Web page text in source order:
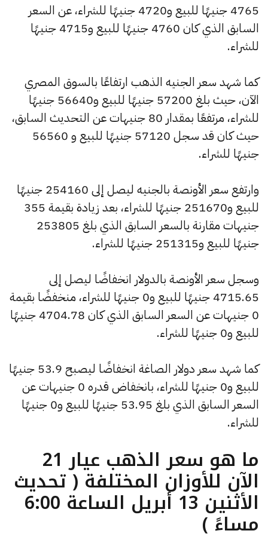
4765 جنيهًا للبيع و4720 جنيهًا للشراء، عن السعر
السابق الذي كان 4760 جنيهًا للبيع و4715 جنيهًا
للشراء.
كما شهد سعر الجنيه الذهب ارتفاعًا بالسوق المصري
الآن، حيث بلغ 57200 جنيهًا للبيع و56640 جنيهًا
للشراء، مرتفعًا بمقدار 80 جنيهات عن التحديث السابق،
حيث كان قد سجل 57120 جنيهًا للبيع و 56560
جنيهًا للشراء.
وارتفع سعر الأونصة بالجنيه ليصل إلى 254160 جنيهًا
للبيع و251670 جنيهًا للشراء، بعد زيادة بقيمة 355
جنيهات مقارنة بالسعر السابق الذي بلغ 253805
جنيهًا للبيع و251315 جنيهًا للشراء.
وسجل سعر الأونصة بالدولار انخفاضًا ليصل إلى
4715.65 جنيهًا للبيع و0 جنيهًا للشراء، منخفضًا بقيمة
0 جنيهات عن السعر السابق الذي كان 4704.78 جنيهًا
للبيع و0 جنيهًا للشراء.
كما شهد سعر دولار الصاغة انخفاضًا ليصبح 53.9 جنيهًا
للبيع و0 جنيهًا للشراء، بانخفاض قدره 0 جنيهات عن
السعر السابق الذي بلغ 53.95 جنيهًا للبيع و0 جنيهًا
للشراء.
ما هو سعر الذهب عيار 21
الآن للأوزان المختلفة ( تحديث
الأثنين 13 أبريل الساعة 6:00
مساءً )